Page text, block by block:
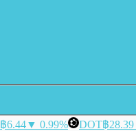
฿6.44▼ 0.99% DOT฿28.39